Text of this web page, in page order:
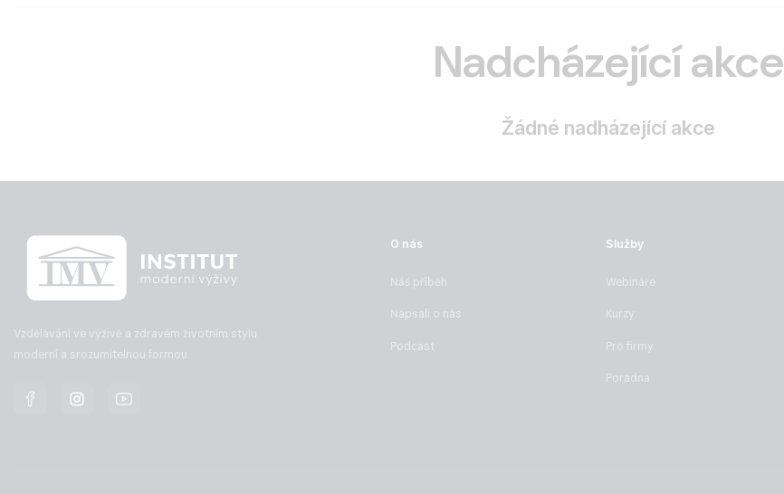
Nadcházející akce
Žádné nadházející akce
Vzdělávání ve výživě a zdravém životním stylu
moderní a srozumitelnou formou.
O nás
Náš příběh
Napsali o nás
Podcast
Služby
Webináře
Kurzy
Pro firmy
Poradna